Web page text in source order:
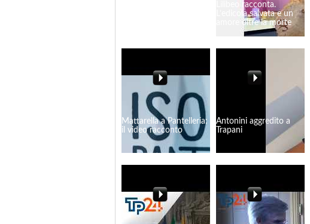
Lilibeo racconta.
L’edicola salvata e un
amore oltre la morte
Mattarella a Pantelleria:
il video racconto
Antonini aggredito a
Trapani